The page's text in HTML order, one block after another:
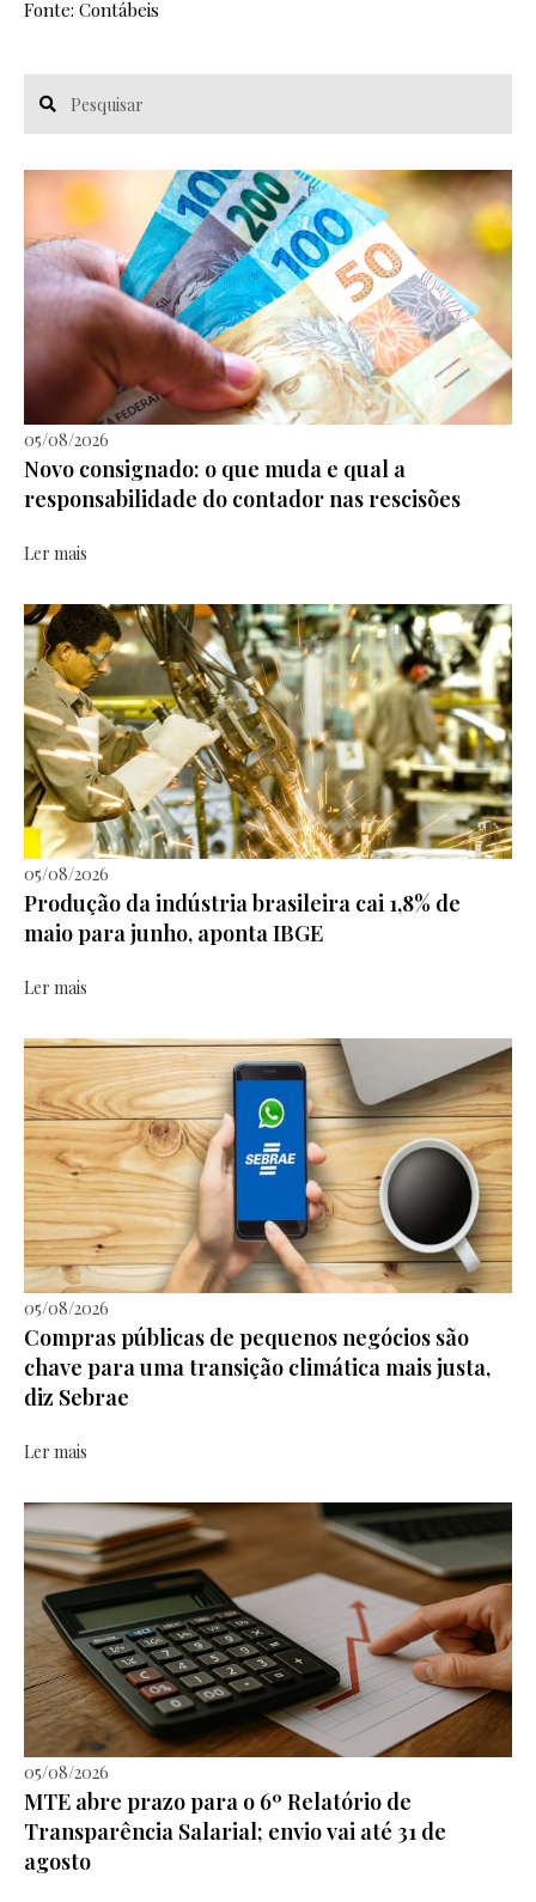
Fonte: Contábeis
05/08/2026
Novo consignado: o que muda e qual a
responsabilidade do contador nas rescisões
Ler mais
05/08/2026
Produção da indústria brasileira cai 1,8% de
maio para junho, aponta IBGE
Ler mais
05/08/2026
Compras públicas de pequenos negócios são
chave para uma transição climática mais justa,
diz Sebrae
Ler mais
05/08/2026
MTE abre prazo para o 6º Relatório de
Transparência Salarial; envio vai até 31 de
agosto